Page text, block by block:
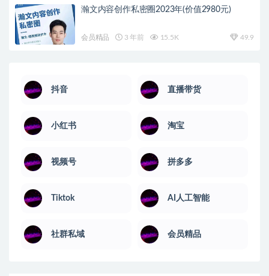
瀚文内容创作私密圈2023年(价值2980元)
会员精品 3 年前 15.5K 49.9
抖音 直播带货
小红书 淘宝
视频号 拼多多
Tiktok AI人工智能
社群私域 会员精品